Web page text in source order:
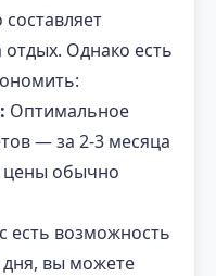
Однако есть
Оптимальное
— за 2-3 месяца
цены обычно
есть возможность
дня, вы можете